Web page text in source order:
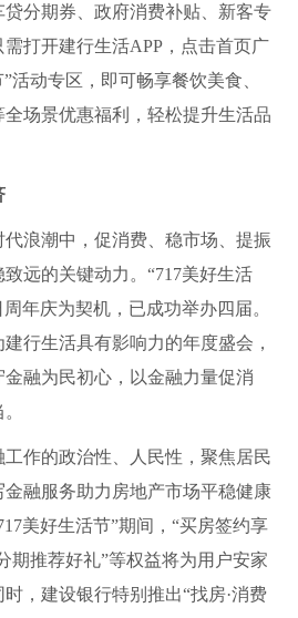
分期券、政府消费补贴、新客专
打开建行生活APP，点击首页广
活动专区，即可畅享餐饮美食、
场景优惠福利，轻松提升生活品
浪潮中，促消费、稳市场、提振
远的关键动力。“717美好生活
年庆为契机，已成功举办四届。
行生活具有影响力的年度盛会，
融为民初心，以金融力量促消
作的政治性、人民性，聚焦居民
融服务助力房地产市场平稳健康
美好生活节”期间，“买房签约享
期推荐好礼”等权益将为用户安家
，建设银行特别推出“找房·消费